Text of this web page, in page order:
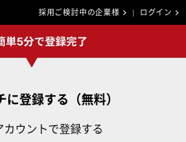
採用ご検討中の企業様 ログイン
に登録する（無料）
カウントで登録する